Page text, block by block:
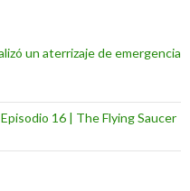
un aterrizaje de emergencia
16 | The Flying Saucer